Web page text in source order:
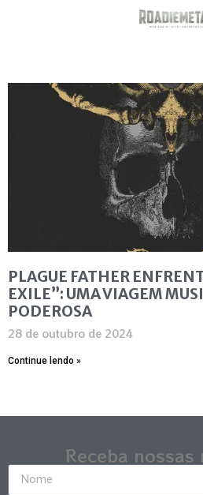
PLAGUE FATHER
EXILE”: UMA VIAGEM
PODEROSA
28 de outubro de 2024
Continue lendo »
Receba nossas